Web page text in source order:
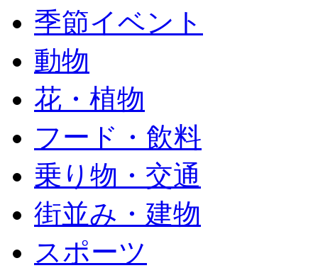
季節イベント
動物
花・植物
フード・飲料
乗り物・交通
街並み・建物
スポーツ